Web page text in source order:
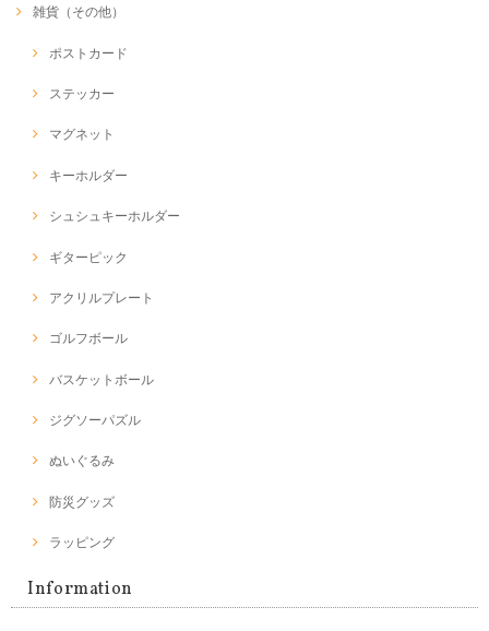
雑貨（その他）
ポストカード
ステッカー
マグネット
キーホルダー
シュシュキーホルダー
ギターピック
アクリルプレート
ゴルフボール
バスケットボール
ジグソーパズル
ぬいぐるみ
防災グッズ
ラッピング
Information